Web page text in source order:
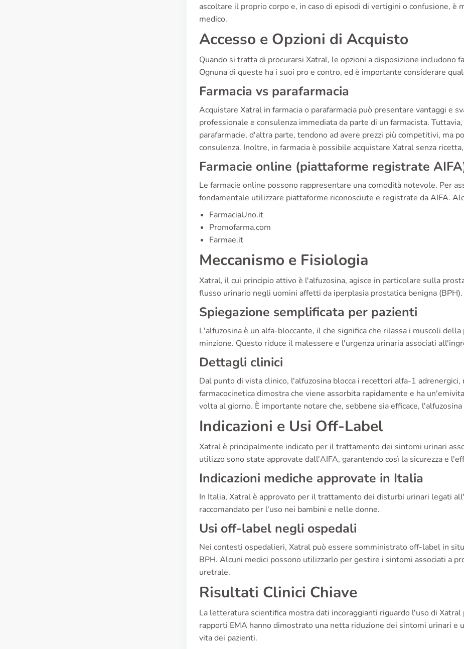
ascoltare il proprio corpo e, in caso di episodi di vertigini o confusione, è
medico.
Accesso e Opzioni di Acquisto
Quando si tratta di procurarsi Xatral, le opzioni a disposizione includono
Ognuna di queste ha i suoi pro e contro, ed è importante considerare
Farmacia vs parafarmacia
Acquistare Xatral in farmacia o parafarmacia può presentare vantaggi e
professionale e consulenza immediata da parte di un farmacista.
parafarmacie, d'altra parte, tendono ad avere prezzi più competitivi, ma
consulenza. Inoltre, in farmacia è possibile acquistare Xatral senza
Farmacie online (piattaforme registrate
Le farmacie online possono rappresentare una comodità notevole. Per
fondamentale utilizzare piattaforme riconosciute e registrate da AIFA.
FarmaciaUno.it
Promofarma.com
Farmae.it
Meccanismo e Fisiologia
Xatral, il cui principio attivo è l'alfuzosina, agisce in particolare sulla
flusso urinario negli uomini affetti da iperplasia prostatica benigna (BPH).
Spiegazione semplificata per pazienti
L'alfuzosina è un alfa-bloccante, il che significa che rilassa i muscoli
minzione. Questo riduce il malessere e l'urgenza urinaria associati
Dettagli clinici
Dal punto di vista clinico, l'alfuzosina blocca i recettori alfa-1
farmacocinetica dimostra che viene assorbita rapidamente e ha
volta al giorno. È importante notare che, sebbene sia efficace,
Indicazioni e Usi Off-Label
Xatral è principalmente indicato per il trattamento dei sintomi urinari
utilizzo sono state approvate dall'AIFA, garantendo così la sicurezza e
Indicazioni mediche approvate in Italia
In Italia, Xatral è approvato per il trattamento dei disturbi urinari legati
raccomandato per l'uso nei bambini e nelle donne.
Usi off-label negli ospedali
Nei contesti ospedalieri, Xatral può essere somministrato off-label in
BPH. Alcuni medici possono utilizzarlo per gestire i sintomi associati a
uretrale.
Risultati Clinici Chiave
La letteratura scientifica mostra dati incoraggianti riguardo l'uso di
rapporti EMA hanno dimostrato una netta riduzione dei sintomi urinari
vita dei pazienti.